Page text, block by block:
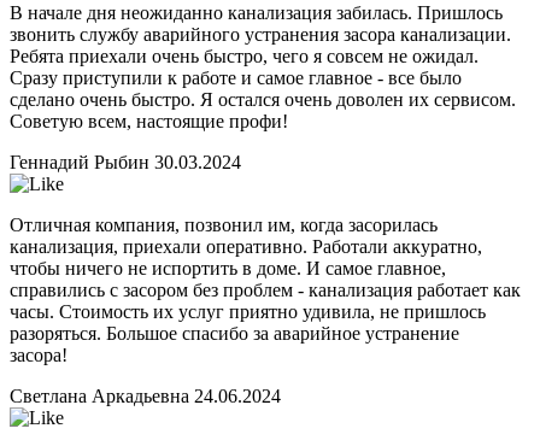
В начале дня неожиданно канализация забилась. Пришлось
звонить службу аварийного устранения засора канализации.
Ребята приехали очень быстро, чего я совсем не ожидал.
Сразу приступили к работе и самое главное - все было
сделано очень быстро. Я остался очень доволен их сервисом.
Советую всем, настоящие профи!
Геннадий Рыбин 30.03.2024
Отличная компания, позвонил им, когда засорилась
канализация, приехали оперативно. Работали аккуратно,
чтобы ничего не испортить в доме. И самое главное,
справились с засором без проблем - канализация работает как
часы. Стоимость их услуг приятно удивила, не пришлось
разоряться. Большое спасибо за аварийное устранение
засора!
Светлана Аркадьевна 24.06.2024